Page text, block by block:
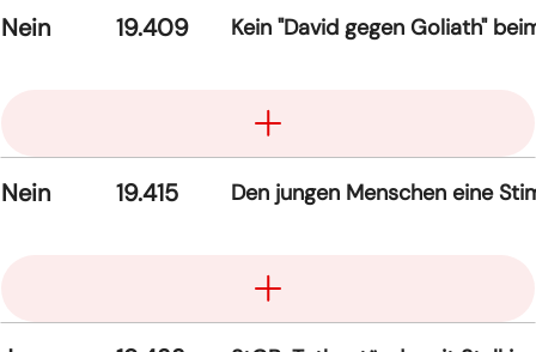
Nein 19.409 Kein "David gegen Goliath"
Nein 19.415 Den jungen Menschen eine